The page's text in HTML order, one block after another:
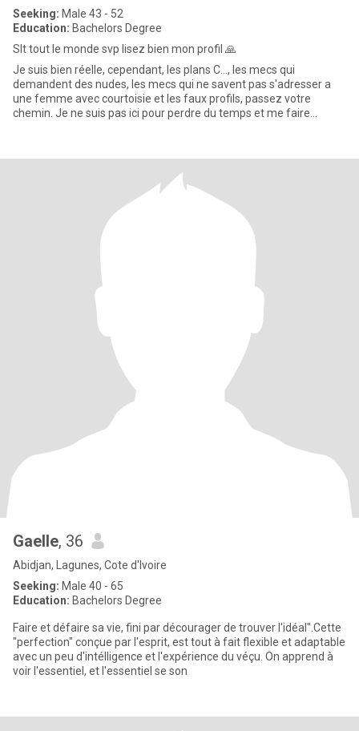
Seeking: Male 43 - 52
Education: Bachelors Degree
Slt tout le monde svp lisez bien mon profil 🙏
Je suis bien réelle, cependant, les plans C..., les mecs qui
demandent des nudes, les mecs qui ne savent pas s'adresser a
une femme avec courtoisie et les faux profils, passez votre
chemin. Je ne suis pas ici pour perdre du temps et me faire
Gaelle, 36
Abidjan, Lagunes, Cote d'Ivoire
Seeking: Male 40 - 65
Education: Bachelors Degree
Faire et défaire sa vie, fini par décourager de trouver l'idéal".Cette
"perfection" conçue par l'esprit, est tout à fait flexible et adaptable
avec un peu d'intélligence et l'expérience du véçu. On apprend à
voir l'essentiel, et l'essentiel se son